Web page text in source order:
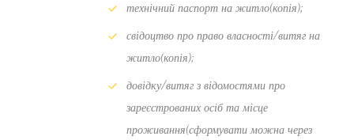
технічний паспорт на житло(копія);
свідоцтво про право власності/витяг на
житло(копія);
довідку/витяг з відомостями про
зареєстрованих осіб та місце
проживання(сформувати можна через